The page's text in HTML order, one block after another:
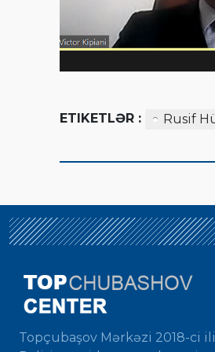
ETIKETLƏR : Rusif
Topçubaşov Mərkəzi 2018-ci